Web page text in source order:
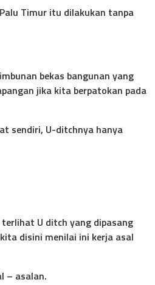
Timur itu dilakukan tanpa
bekas bangunan yang
jika kita berpatokan pada
sendiri, U-ditchnya hanya
U ditch yang dipasang
disini menilai ini kerja asal
– asalan.